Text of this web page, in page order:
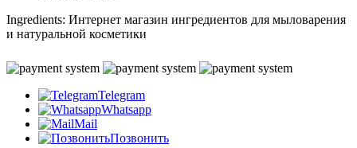
Ingredients: Интернет магазин ингредиентов для мыловарения
и натуральной косметики
Telegram
Whatsapp
Mail
Позвонить